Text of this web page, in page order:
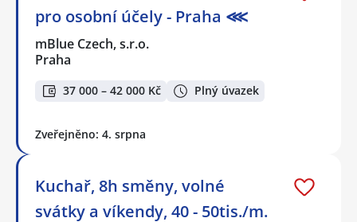
pro osobní účely - Praha ⋘
mBlue Czech, s.r.o.
Praha
37 000 – 42 000 Kč Plný úvazek
Zveřejněno: 4. srpna
Kuchař, 8h směny, volné
svátky a víkendy, 40 - 50tis./m.